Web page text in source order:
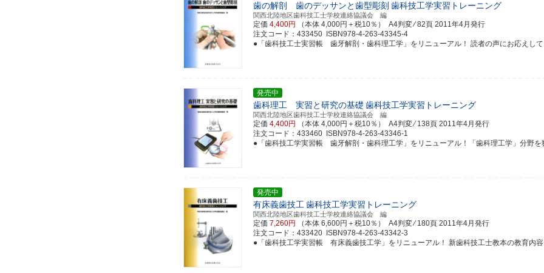
歯の解剖 歯のデッサンと歯型彫刻 歯科技工学実習トレーニング
関西北陸地区歯科技工士学校連絡協議会 編
定価 4,400円 （本体 4,000円＋税10％） A4判変 ⁄ 82頁 2011年4月発行
注文コード：433450 ISBN978-4-263-43345-4
●「歯科技工士実習帳 歯牙解剖・歯科理工学」をリニューアル！ 読者の声にお応えし
発売中
歯科理工 実習と研究の基礎 歯科技工学実習トレーニング
関西北陸地区歯科技工士学校連絡協議会 編
定価 4,400円 （本体 4,000円＋税10％） A4判変 ⁄ 138頁 2011年4月発行
注文コード：433460 ISBN978-4-263-43346-1
●「歯科技工学実習帳 歯牙解剖・歯科理工学」をリニューアル！「歯科理工学」分野を
発売中
有床義歯技工歯科技工学実習トレーニング
関西北陸地区歯科技工士学校連絡協議会 編
定価 7,260円 （本体 6,600円＋税10％） A4判変 ⁄ 180頁 2011年4月発行
注文コード：433420 ISBN978-4-263-43342-3
●「歯科技工学実習帳 有床義歯技工学」をリニューアル！ 新歯科技工士教本の教育内